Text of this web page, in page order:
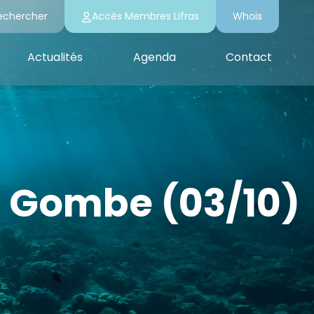
Accès Membres Lifras Whois
Actualités Agenda Contact
(03/10)